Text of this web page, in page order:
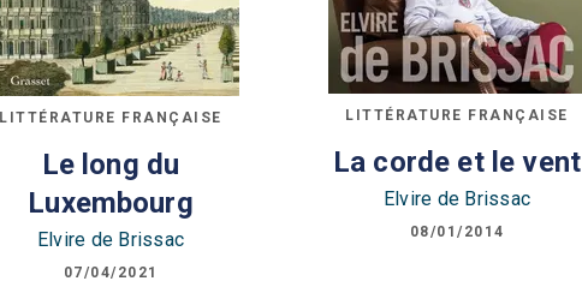
LITTÉRATURE FRANÇAISE
Le long du
Luxembourg
Elvire de Brissac
07/04/2021
LITTÉRATURE FRANÇAISE
La corde et le vent
Elvire de Brissac
08/01/2014